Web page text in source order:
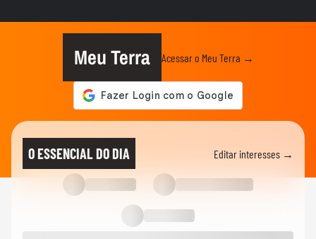
04:23
Fotofobia: a hipersensibilidade à luz que
causa dores de cabeça
O que é a síndrome musculoesquelética
na menopausa?
Toxicidade estética: anabolizantes podem
causar danos silenciosos...
Meu Terra Acessar o Meu Terra →
O ESSENCIAL DO DIA Editar interesses →